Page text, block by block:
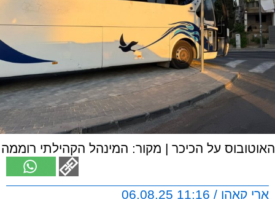
האוטובוס על הכיכר | מקור: המינהל הקהילתי רוממה
ארי קאהן / 11:16 06.08.25